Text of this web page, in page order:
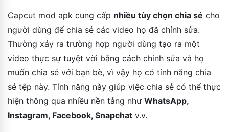
Capcut mod apk cung cấp nhiều tùy chọn chia sẻ cho
người dùng để chia sẻ các video họ đã chỉnh sửa.
Thường xảy ra trường hợp người dùng tạo ra một
video thực sự tuyệt vời bằng cách chỉnh sửa và họ
muốn chia sẻ với bạn bè, vì vậy họ có tính năng chia
sẻ tệp này. Tính năng này giúp việc chia sẻ có thể thực
hiện thông qua nhiều nền tảng như WhatsApp,
Instagram, Facebook, Snapchat v.v.